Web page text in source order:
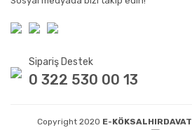
Sipariş Destek
0 322 530 00 13
Copyright 2020 E-KÖKSALHIRDAVAT